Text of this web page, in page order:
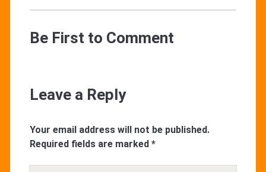
Be First to Comment
Leave a Reply
Your email address will not be published.
Required fields are marked *